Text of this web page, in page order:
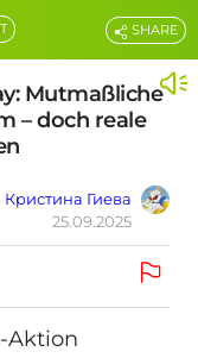
Mutmaßliche
– doch reale
Кристина Гиева
25.09.2025
SHARE
Aktion